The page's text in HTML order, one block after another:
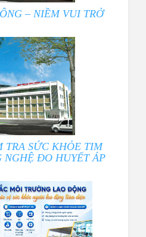
– NIỀM VUI TRỞ
TRA SỨC KHỎE TIM
NGHỆ ĐO HUYẾT ÁP